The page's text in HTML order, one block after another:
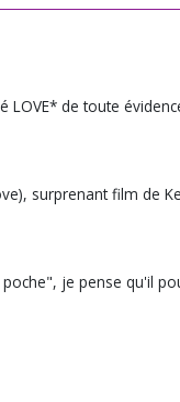
de toute
surprenant film de
je pense qu'il